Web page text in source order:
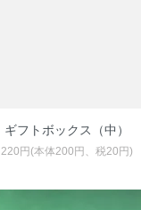
ギフトボックス（中）
220円(本体200円、税20円)